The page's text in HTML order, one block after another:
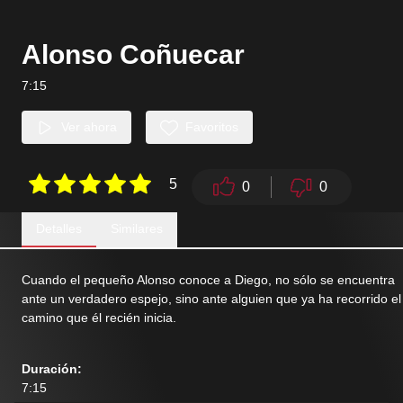
Alonso Coñuecar
7:15
5 0 0
Cuando el pequeño Alonso conoce a Diego, no sólo se encuentra
ante un verdadero espejo, sino ante alguien que ya ha recorrido el
camino que él recién inicia.
Duración:
7:15